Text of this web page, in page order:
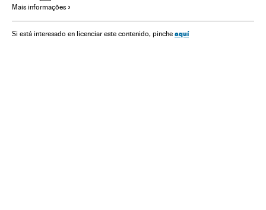
Arbitragem esportiva
Justiça esportiva Futebol Campeonato mundial
Mais informações
Si está interesado en licenciar este contenido, pinche aquí